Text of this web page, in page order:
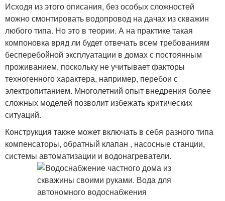
Исходя из этого описания, без особых сложностей
можно смонтировать водопровод на дачах из скважин
любого типа. Но это в теории. А на практике такая
компоновка вряд ли будет отвечать всем требованиям
бесперебойной эксплуатации в домах с постоянным
проживанием, поскольку не учитывает факторы
техногенного характера, например, перебои с
электропитанием. Многолетний опыт внедрения более
сложных моделей позволит избежать критических
ситуаций.
Конструкция также может включать в себя разного типа
компенсаторы, обратный клапан , насосные станции,
системы автоматизации и водонагреватели.